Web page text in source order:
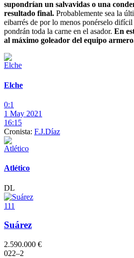
supondrían un salvavidas o una
resultado final. Probablemente sea la
eibarrés de por lo menos ponérselo
pondrán toda la carne en el asador. En
al máximo goleador del equipo
Elche
0:1
1 May 2021
16:15
Cronista: F.J.Díaz
Atlético
DL
111
Suárez
2.590.000 €
022–2